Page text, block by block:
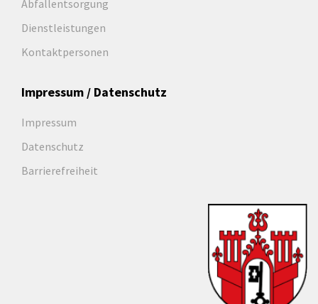
Abfallentsorgung
Dienstleistungen
Kontaktpersonen
Impressum / Datenschutz
Impressum
Datenschutz
Barrierefreiheit